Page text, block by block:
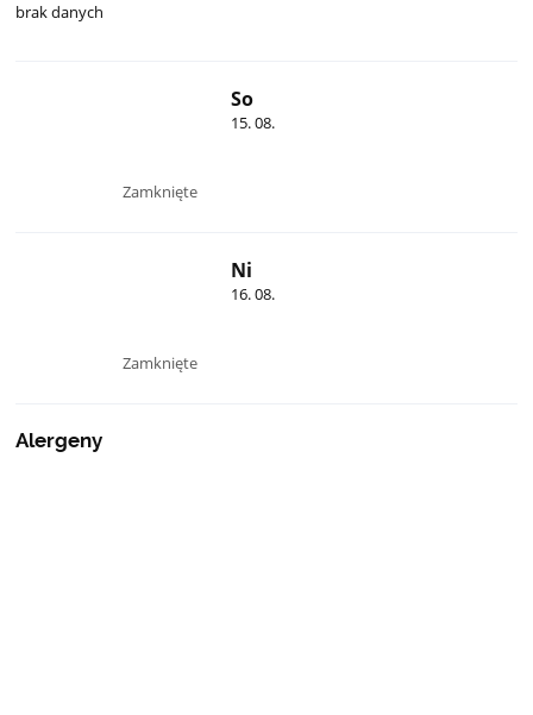
brak danych
So
15. 08.
Zamknięte
Ni
16. 08.
Zamknięte
Alergeny